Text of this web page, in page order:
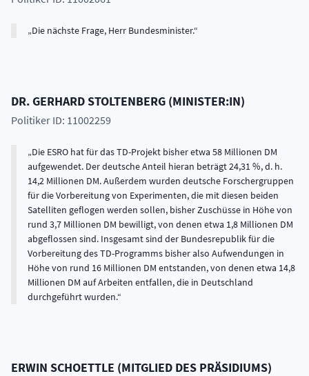
Die nächste Frage, Herr Bundesminister.
DR.GERHARDSTOLTENBERG (MINISTER:IN)
Politiker ID: 11002259
Die ESRO hat für das TD-Projekt bisher etwa 58 Millionen DM
aufgewendet. Der deutsche Anteil hieran beträgt 24,31 %, d. h.
14,2 Millionen DM. Außerdem wurden deutsche Forschergruppen
für die Vorbereitung von Experimenten, die mit diesen beiden
Satelliten geflogen werden sollen, bisher Zuschüsse in Höhe von
rund 3,7 Millionen DM bewilligt, von denen etwa 1,8 Millionen DM
abgeflossen sind. Insgesamt sind der Bundesrepublik für die
Vorbereitung des TD-Programms bisher also Aufwendungen in
Höhe von rund 16 Millionen DM entstanden, von denen etwa 14,8
Millionen DM auf Arbeiten entfallen, die in Deutschland
durchgeführt wurden.
ERWIN SCHOETTLE (MITGLIED DES PRÄSIDIUMS)